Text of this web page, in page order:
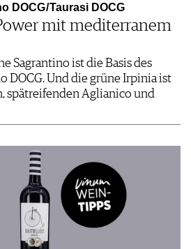
DOCG / Taurasi DOCG
mit mediterranem
Sagrantino ist die Basis des
DOCG. Und die grüne Irpinia ist
spätreifenden Aglianico und